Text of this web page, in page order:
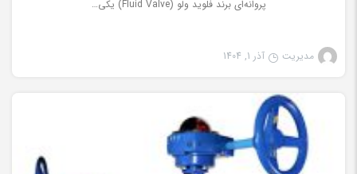
پروانه‌ای برند فلوید ولو (Fluid Valve) یکی…
مدیریت آذر 1, 1404